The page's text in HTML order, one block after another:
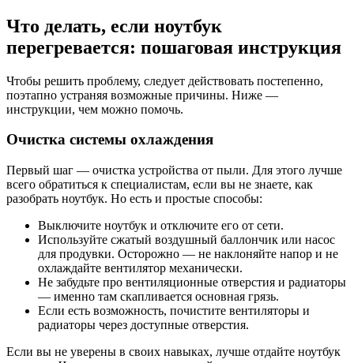
Что делать, если ноутбук
перегревается: пошаговая инструкция
Чтобы решить проблему, следует действовать постепенно,
поэтапно устраняя возможные причины. Ниже —
инструкции, чем можно помочь.
Очистка системы охлаждения
Первый шаг — очистка устройства от пыли. Для этого лучше
всего обратиться к специалистам, если вы не знаете, как
разобрать ноутбук. Но есть и простые способы:
Выключите ноутбук и отключите его от сети.
Используйте сжатый воздушный баллончик или насос
для продувки. Осторожно — не наклоняйте напор и не
охлаждайте вентилятор механически.
Не забудьте про вентиляционные отверстия и радиаторы
— именно там скапливается основная грязь.
Если есть возможность, почистите вентиляторы и
радиаторы через доступные отверстия.
Если вы не уверены в своих навыках, лучше отдайте ноутбук